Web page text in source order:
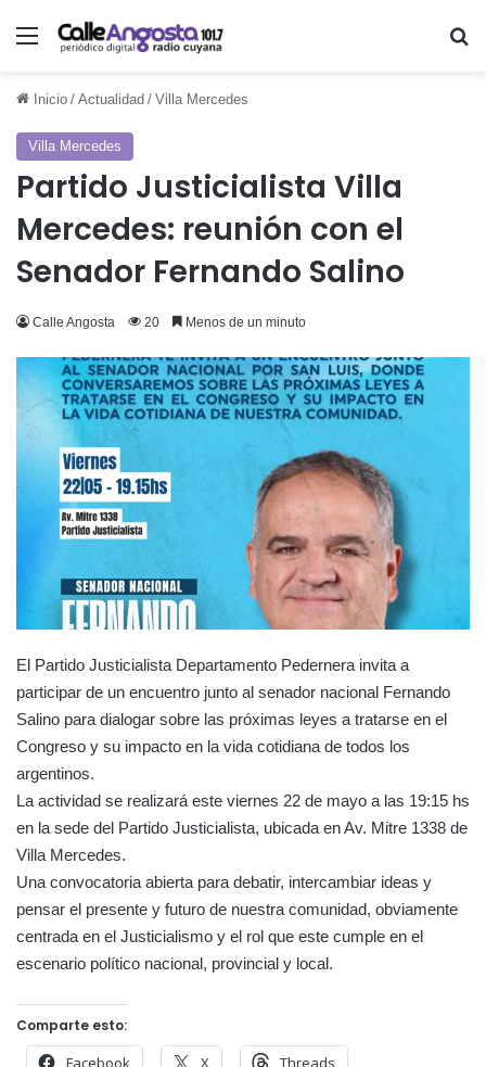
Menú
Inicio / Actualidad / Villa Mercedes
Villa Mercedes
Partido Justicialista Villa
Mercedes: reunión con el
Senador Fernando Salino
Calle Angosta 20 Menos de un minuto
El Partido Justicialista Departamento Pedernera invita a
participar de un encuentro junto al senador nacional Fernando
Salino para dialogar sobre las próximas leyes a tratarse en el
Congreso y su impacto en la vida cotidiana de todos los
argentinos.
La actividad se realizará este viernes 22 de mayo a las 19:15 hs
en la sede del Partido Justicialista, ubicada en Av. Mitre 1338 de
Villa Mercedes.
Una convocatoria abierta para debatir, intercambiar ideas y
pensar el presente y futuro de nuestra comunidad, obviamente
centrada en el Justicialismo y el rol que este cumple en el
escenario político nacional, provincial y local.
Comparte esto: